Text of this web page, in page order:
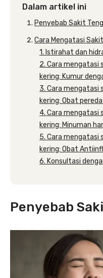
Dalam artikel ini
Penyebab Sakit
Cara Mengatasi
1. Istirahat dan
2. Cara mengatasi
kering: Kumur
3. Cara mengatasi
kering: Obat
4. Cara mengatasi
kering: Minuman
5. Cara mengatasi
kering: Obat
6. Konsultasi
Penyebab